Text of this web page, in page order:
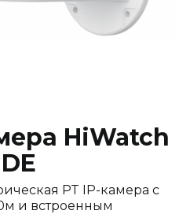
HiWatch
PT IP-камера c
и встроенным